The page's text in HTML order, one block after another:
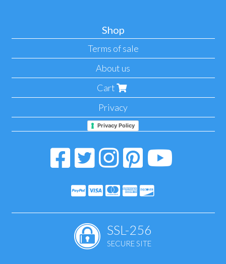
Shop
Terms of sale
About us
Cart
Privacy
Privacy Policy
SSL-256
SECURE SITE